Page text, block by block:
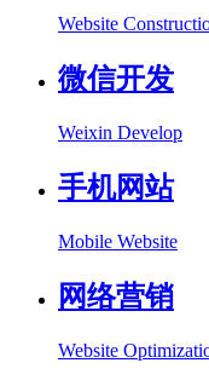
Website
微信开发
Weixin Develop
手机网站
Mobile Website
网络营销
Website